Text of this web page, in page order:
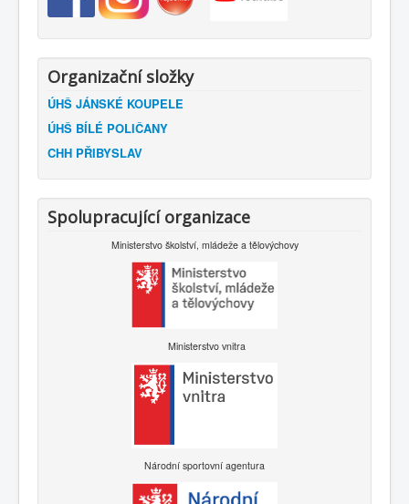
Organizační složky
ÚHŠ JÁNSKÉ KOUPELE
ÚHŠ BÍLÉ POLIČANY
CHH PŘIBYSLAV
Spolupracující organizace
Ministerstvo školství, mládeže a tělovýchovy
Ministerstvo vnitra
Národní sportovní agentura